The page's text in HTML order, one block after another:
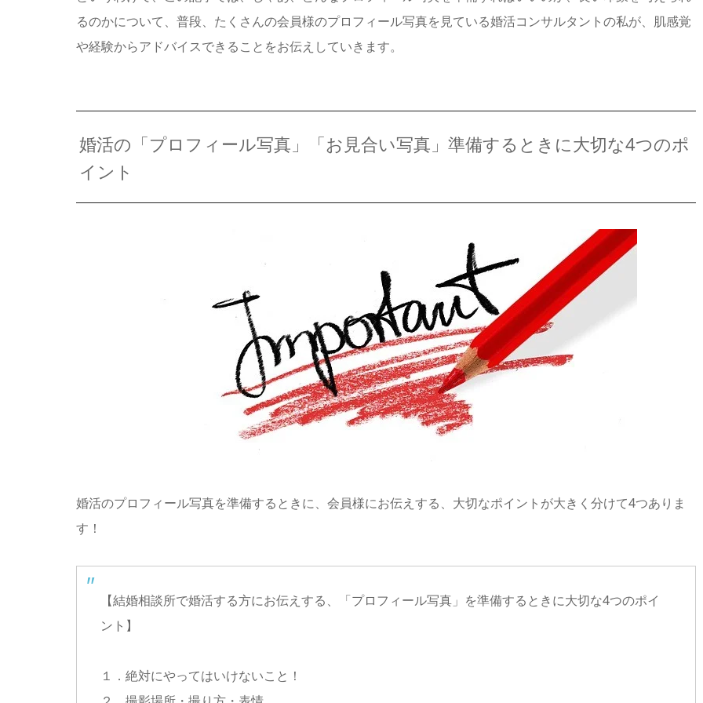
るのかについて、普段、たくさんの会員様のプロフィール写真を見ている婚活コンサルタントの私が、肌感覚
や経験からアドバイスできることをお伝えしていきます。
婚活の「プロフィール写真」「お見合い写真」準備するときに大切な4つのポ
イント
婚活のプロフィール写真を準備するときに、会員様にお伝えする、大切なポイントが大きく分けて4つありま
す！
【結婚相談所で婚活する方にお伝えする、「プロフィール写真」を準備するときに大切な4つのポイ
ント】
１．絶対にやってはいけないこと！